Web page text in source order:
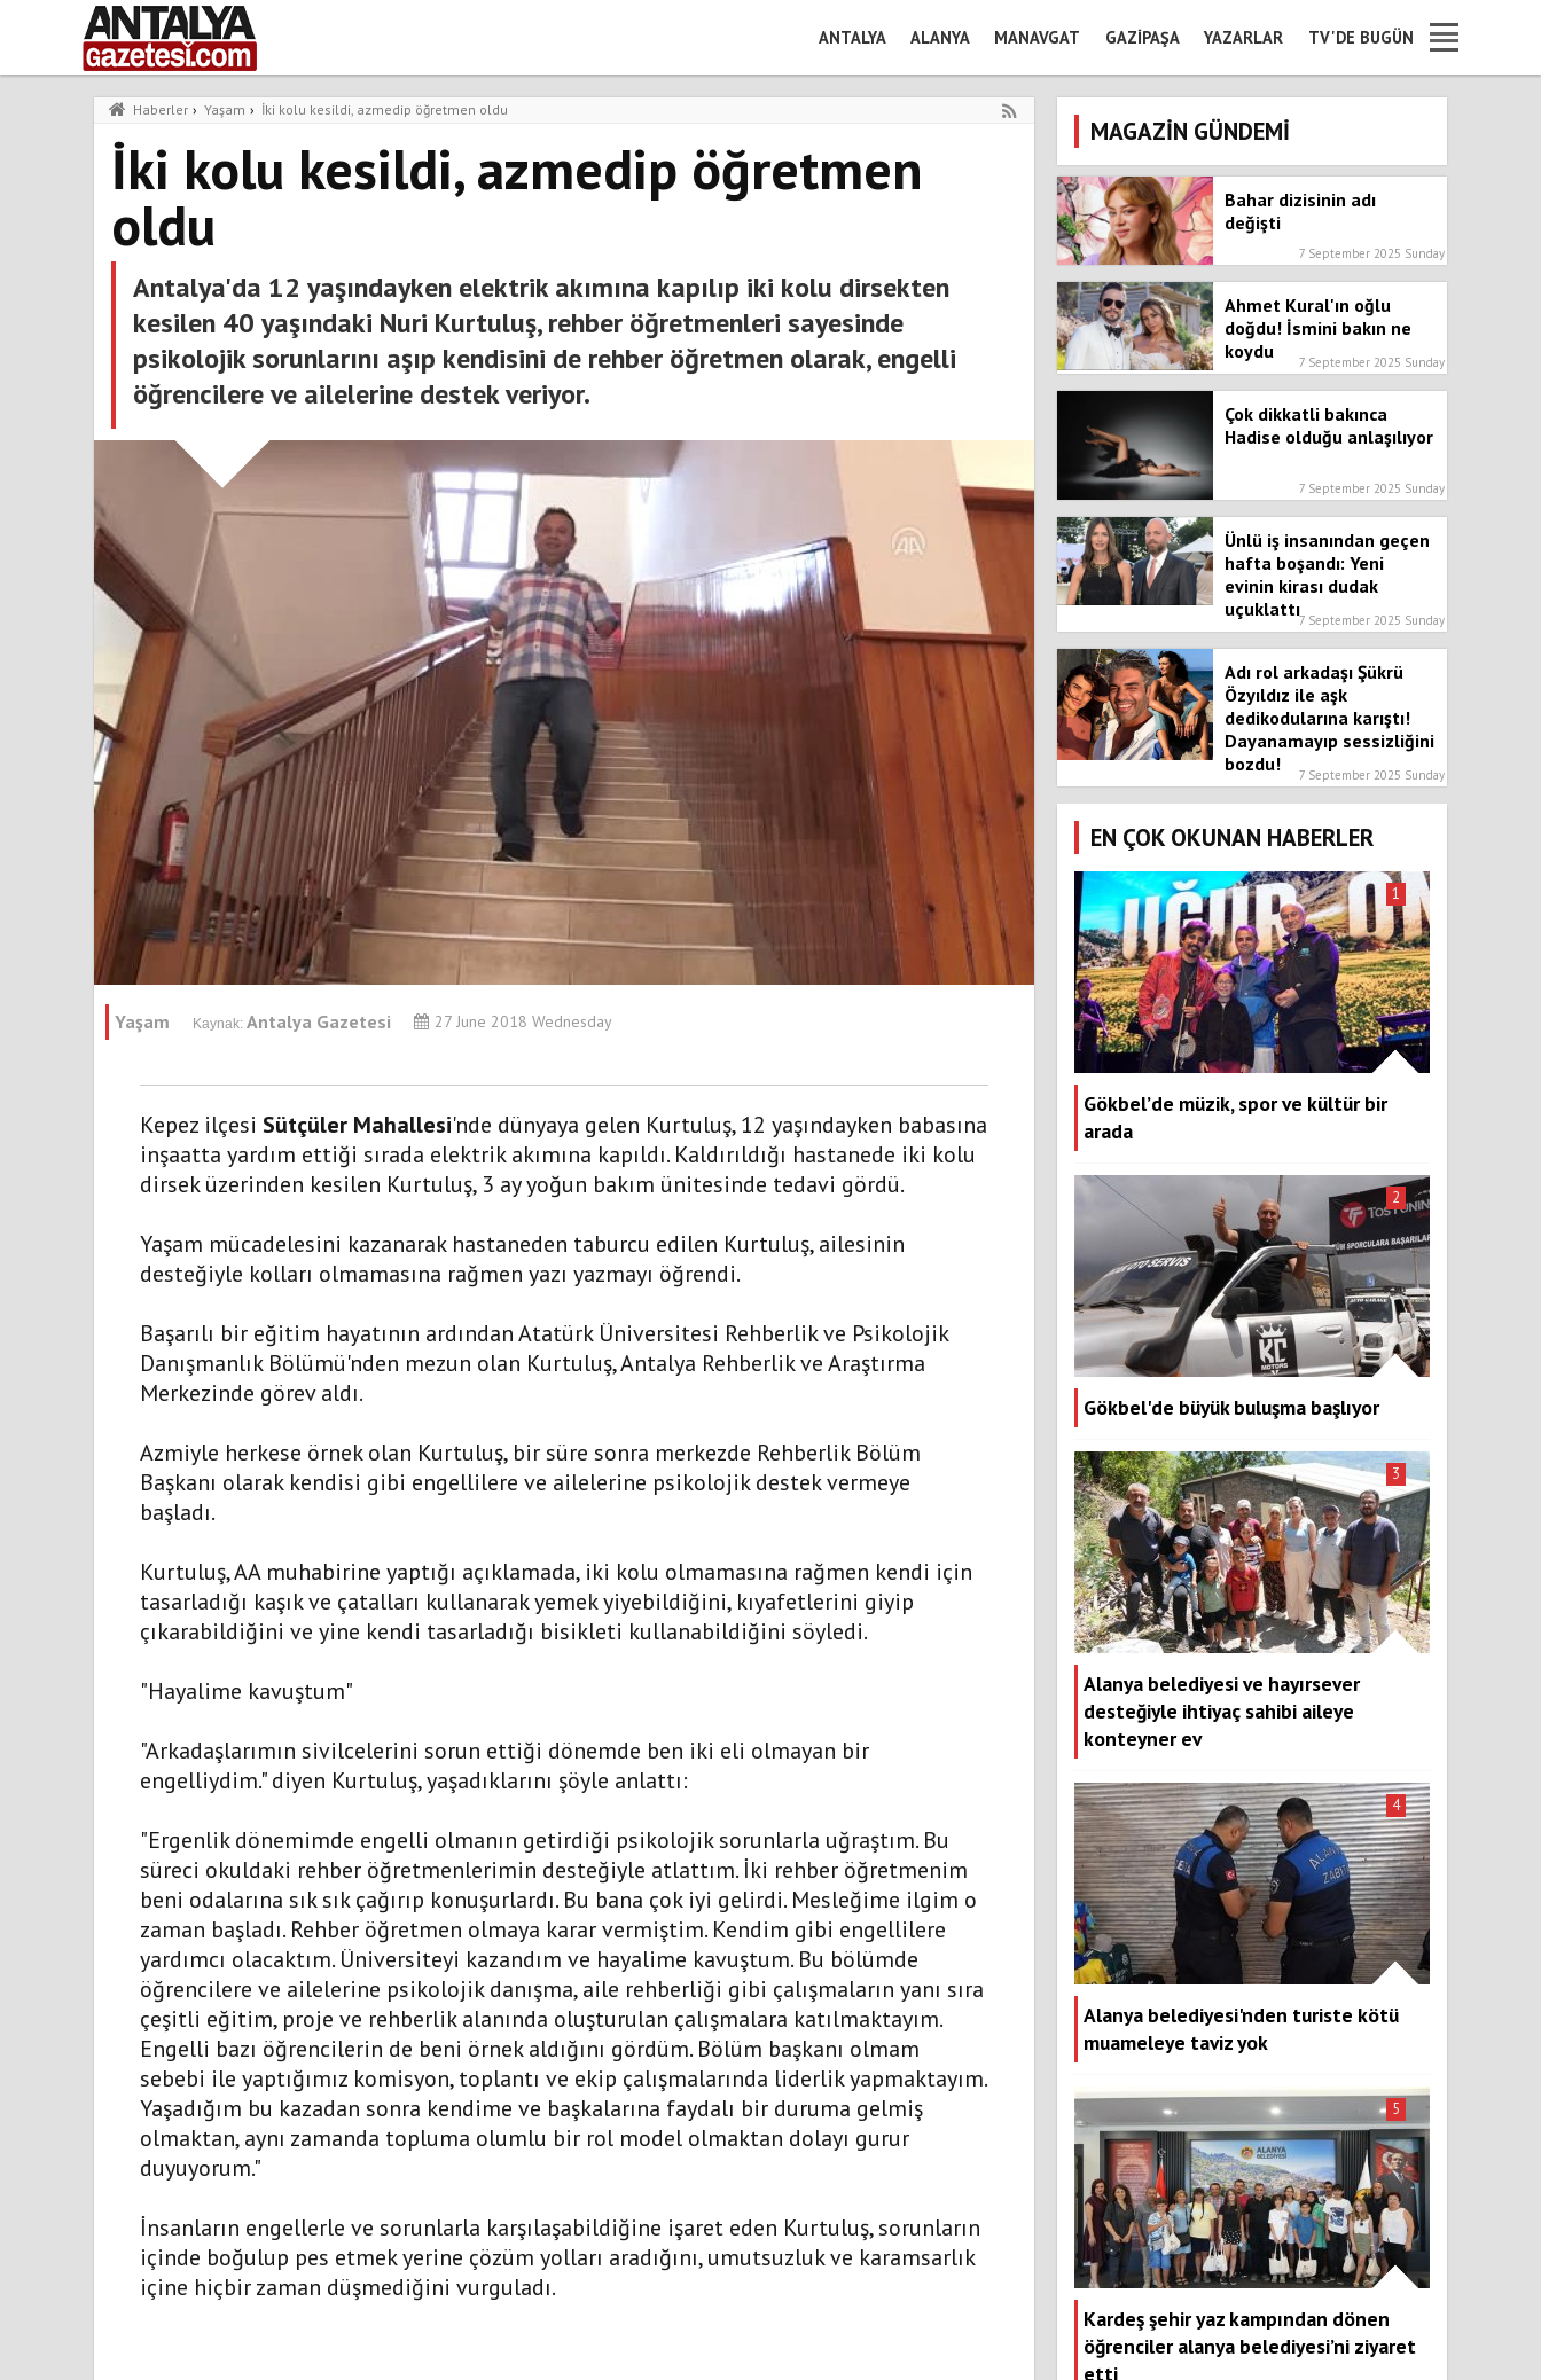
ANTALYA ALANYA MANAVGAT GAZIPAŞA YAZARLAR TV'DE BUGÜN
Haberler › Yaşam › İki kolu kesildi, azmedip öğretmen oldu
İki kolu kesildi, azmedip öğretmen
oldu
Antalya'da 12 yaşındayken elektrik akımına kapılıp iki kolu dirsekten
kesilen 40 yaşındaki Nuri Kurtuluş, rehber öğretmenleri sayesinde
psikolojik sorunlarını aşıp kendisini de rehber öğretmen olarak, engelli
öğrencilere ve ailelerine destek veriyor.
Yaşam Antalya Gazetesi 27 June 2018 Wednesday
Kepez ilçesi Sütçüler Mahallesi'nde dünyaya gelen Kurtuluş, 12 yaşındayken babasına
inşaatta yardım ettiği sırada elektrik akımına kapıldı. Kaldırıldığı hastanede iki kolu
dirsek üzerinden kesilen Kurtuluş, 3 ay yoğun bakım ünitesinde tedavi gördü.
Yaşam mücadelesini kazanarak hastaneden taburcu edilen Kurtuluş, ailesinin
desteğiyle kolları olmamasına rağmen yazı yazmayı öğrendi.
Başarılı bir eğitim hayatının ardından Atatürk Üniversitesi Rehberlik ve Psikolojik
Danışmanlık Bölümü'nden mezun olan Kurtuluş, Antalya Rehberlik ve Araştırma
Merkezinde görev aldı.
Azmiyle herkese örnek olan Kurtuluş, bir süre sonra merkezde Rehberlik Bölüm
Başkanı olarak kendisi gibi engellilere ve ailelerine psikolojik destek vermeye
başladı.
Kurtuluş, AA muhabirine yaptığı açıklamada, iki kolu olmamasına rağmen kendi için
tasarladığı kaşık ve çatalları kullanarak yemek yiyebildiğini, kıyafetlerini giyip
çıkarabildiğini ve yine kendi tasarladığı bisikleti kullanabildiğini söyledi.
"Hayalime kavuştum"
"Arkadaşlarımın sivilcelerini sorun ettiği dönemde ben iki eli olmayan bir
engelliydim." diyen Kurtuluş, yaşadıklarını şöyle anlattı:
"Ergenlik dönemimde engelli olmanın getirdiği psikolojik sorunlarla uğraştım. Bu
süreci okuldaki rehber öğretmenlerimin desteğiyle atlattım. İki rehber öğretmenim
beni odalarına sık sık çağırıp konuşurlardı. Bu bana çok iyi gelirdi. Mesleğime ilgim o
zaman başladı. Rehber öğretmen olmaya karar vermiştim. Kendim gibi engellilere
yardımcı olacaktım. Üniversiteyi kazandım ve hayalime kavuştum. Bu bölümde
öğrencilere ve ailelerine psikolojik danışma, aile rehberliği gibi çalışmaların yanı sıra
çeşitli eğitim, proje ve rehberlik alanında oluşturulan çalışmalara katılmaktayım.
Engelli bazı öğrencilerin de beni örnek aldığını gördüm. Bölüm başkanı olmam
sebebi ile yaptığımız komisyon, toplantı ve ekip çalışmalarında liderlik yapmaktayım.
Yaşadığım bu kazadan sonra kendime ve başkalarına faydalı bir duruma gelmiş
olmaktan, aynı zamanda topluma olumlu bir rol model olmaktan dolayı gurur
duyuyorum."
İnsanların engellerle ve sorunlarla karşılaşabildiğine işaret eden Kurtuluş, sorunların
içinde boğulup pes etmek yerine çözüm yolları aradığını, umutsuzluk ve karamsarlık
içine hiçbir zaman düşmediğini vurguladı.
MAGAZİN GÜNDEMİ
Bahar dizisinin adı
değişti
7 September 2025 Sunday
Ahmet Kural'ın oğlu
doğdu! İsmini bakın ne
koydu
7 September 2025 Sunday
Çok dikkatli bakınca
Hadise olduğu anlaşılıyor
7 September 2025 Sunday
Ünlü iş insanından geçen
hafta boşandı: Yeni
evinin kirası dudak
uçuklattı7 September 2025 Sunday
Adı rol arkadaşı Şükrü
Özyıldız ile aşk
dedikodularına karıştı!
Dayanamayıp sessizliğini
bozdu!
7 September 2025 Sunday
EN ÇOK OKUNAN HABERLER
Gökbel’de müzik, spor ve kültür bir
arada
1
Gökbel'de büyük buluşma başlıyor
2
Alanya belediyesi ve hayırsever
desteğiyle ihtiyaç sahibi aileye
konteyner ev
3
Alanya belediyesi'nden turiste kötü
muameleye taviz yok
4
Kardeş şehir yaz kampından dönen
öğrenciler alanya belediyesi’ni ziyaret
etti
5